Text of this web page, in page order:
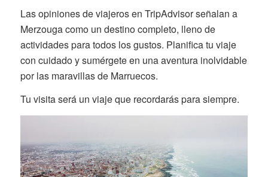
Las opiniones de viajeros en TripAdvisor señalan a
Merzouga como un destino completo, lleno de
actividades para todos los gustos. Planifica tu viaje
con cuidado y sumérgete en una aventura inolvidable
por las maravillas de Marruecos.
Tu visita será un viaje que recordarás para siempre.